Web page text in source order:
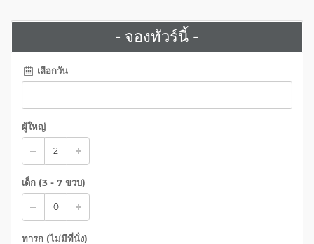
- จองทัวร์นี้ -
เลือกวัน
ผู้ใหญ่
เด็ก (3 - 7 ขวบ)
ทารก (ไม่มีที่นั่ง)